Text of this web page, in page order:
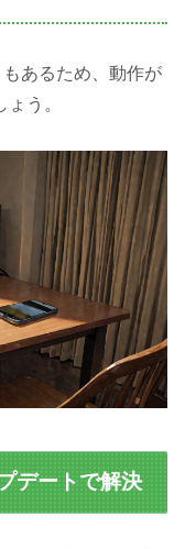
あるため、動作が
う。
デートで解決